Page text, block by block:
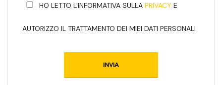
HO LETTO L'INFORMATIVA SULLA PRIVACY E
AUTORIZZO IL TRATTAMENTO DEI MIEI DATI PERSONALI